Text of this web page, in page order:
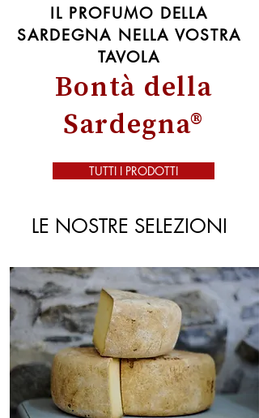
IL PROFUMO DELLA
SARDEGNA NELLA VOSTRA
TAVOLA
Bontà della
Sardegna®
TUTTI I PRODOTTI
LE NOSTRE SELEZIONI